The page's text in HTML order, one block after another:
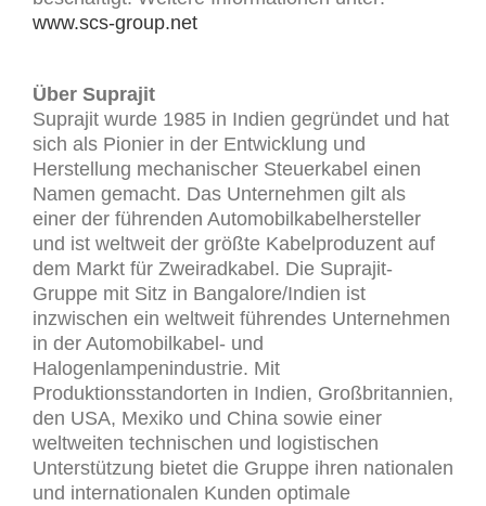
www.scs-group.net
Über Suprajit
Suprajit wurde 1985 in Indien gegründet und hat
sich als Pionier in der Entwicklung und
Herstellung mechanischer Steuerkabel einen
Namen gemacht. Das Unternehmen gilt als
einer der führenden Automobilkabelhersteller
und ist weltweit der größte Kabelproduzent auf
dem Markt für Zweiradkabel. Die Suprajit-
Gruppe mit Sitz in Bangalore/Indien ist
inzwischen ein weltweit führendes Unternehmen
in der Automobilkabel- und
Halogenlampenindustrie. Mit
Produktionsstandorten in Indien, Großbritannien,
den USA, Mexiko und China sowie einer
weltweiten technischen und logistischen
Unterstützung bietet die Gruppe ihren nationalen
und internationalen Kunden optimale